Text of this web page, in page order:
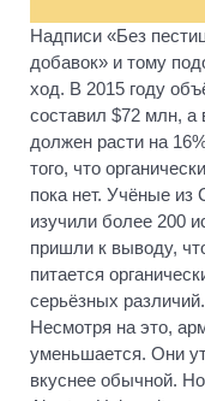
Надписи «Без
добавок» и тому
ход. В 2015 году
составил $72 млн, а
должен расти на
того, что
пока нет. Учёные из
изучили более 200
пришли к выводу,
питается
серьёзных различий.
Несмотря на это,
уменьшается. Они
вкуснее обычной.